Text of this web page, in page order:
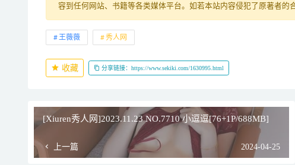
容到任何网站、书籍等各类媒体平台。如若本站内容侵犯了原著者的
王薇薇 秀人网
收藏 分享链接：https://www.sekiki.com/1630995.html
[Xiuren秀人网]2023.11.23 NO.7710 小逗逗[76+1P/688MB]
上一篇 2024-04-25